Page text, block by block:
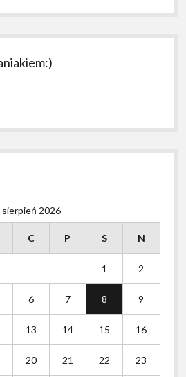
sierpień 2026
C P S N
1 2
6 7 8 9
13 14 15 16
20 21 22 23